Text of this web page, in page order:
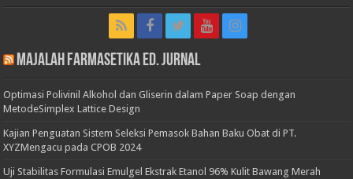
Majalah Farmasetika Ed. Jurnal
Optimasi Polivinil Alkohol dan Gliserin dalam Paper Soap dengan
MetodeSimplex Lattice Design
Kajian Penguatan Sistem Seleksi Pemasok Bahan Baku Obat di PT.
XYZMengacu pada CPOB 2024
Uji Stabilitas Formulasi Emulgel Ekstrak Etanol 96% Kulit Bawang Merah